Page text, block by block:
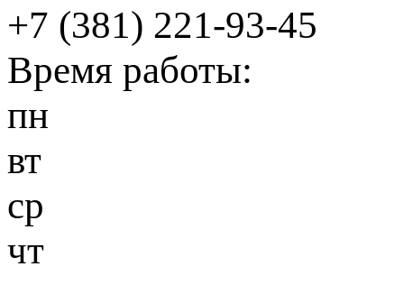
+7 (381) 221-93-45
Время работы:
пн
вт
ср
чт